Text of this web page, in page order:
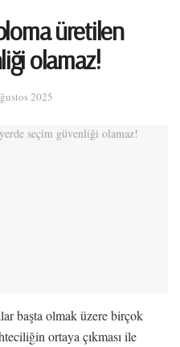
üretilen
olamaz!
2025
başta olmak üzere birçok
ortaya çıkması ile